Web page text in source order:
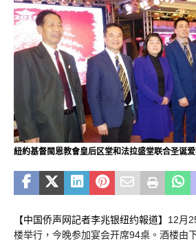
紐約基督閩恩教會皇后区堂和法拉盛堂联合圣诞
【中国侨声网記者李兆银纽约報道】
12月
楼举行，今晚参加宴会开席94桌。酒楼由